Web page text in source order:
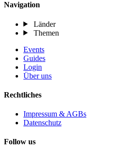
Navigation
Länder
Themen
Events
Guides
Login
Über uns
Rechtliches
Impressum & AGBs
Datenschutz
Follow us